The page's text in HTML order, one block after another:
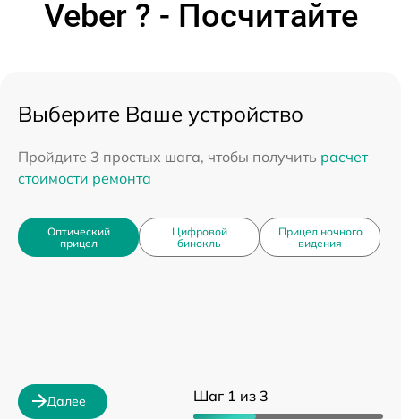
Veber ? - Посчитайте
Шаг 1 из 3
Выберите Ваше устройство
Пройдите 3 простых шага, чтобы получить расчет
стоимости ремонта
Оптический
прицел
Цифровой
бинокль
Прицел ночного
видения
Далее